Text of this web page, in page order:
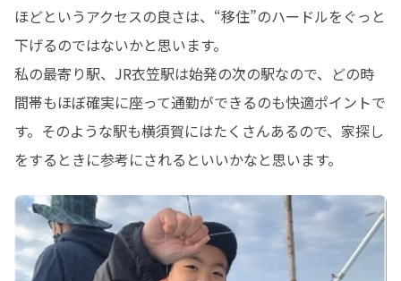
ほどというアクセスの良さは、“移住”のハードルをぐっと
下げるのではないかと思います。
私の最寄り駅、JR衣笠駅は始発の次の駅なので、どの時
間帯もほぼ確実に座って通勤ができるのも快適ポイントで
す。そのような駅も横須賀にはたくさんあるので、家探し
をするときに参考にされるといいかなと思います。